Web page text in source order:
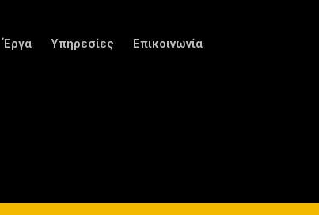
Έργα Υπηρεσίες Επικοινωνία